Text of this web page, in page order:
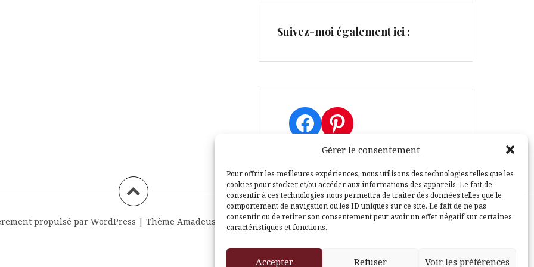
Gérer le consentement
Pour offrir les meilleures expériences, nous utilisons des technologies telles que les
cookies pour stocker et/ou accéder aux informations des appareils. Le fait de
consentir à ces technologies nous permettra de traiter des données telles que le
comportement de navigation ou les ID uniques sur ce site. Le fait de ne pas
consentir ou de retirer son consentement peut avoir un effet négatif sur certaines
caractéristiques et fonctions.
Accepter Refuser Voir les préférences
Suivez-moi également ici :
Facebook
Pinterest
propulsé par WordPress | Thème Amadeus par Themeisle